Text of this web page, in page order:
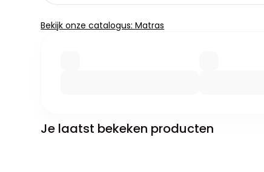
Bekijk onze catalogus: Matras
Je laatst bekeken producten